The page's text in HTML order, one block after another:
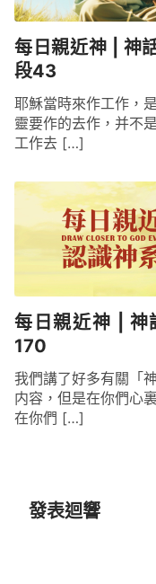
每日親近神 | 神
段43
耶穌當時來作工作，
靈要作的去作，并不
工作去 […]
每日親近神 | 神
170
我們講了好多有關「
内容，但是在你們心
在你們 […]
發表迴響